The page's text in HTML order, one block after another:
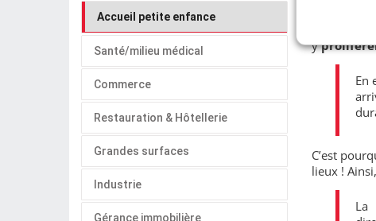
Accueil petite enfance
Santé/milieu médical
Commerce
Restauration & Hôtellerie
Grandes surfaces
Industrie
Gérance immobilière
y
En
C’est
lieux !
La